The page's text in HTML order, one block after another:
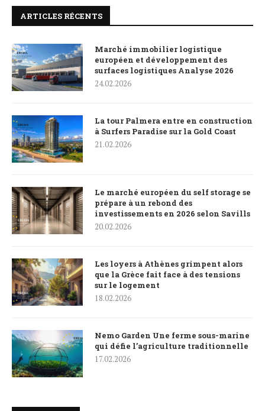
ARTICLES RÉCENTS
Marché immobilier logistique
européen et développement des
surfaces logistiques Analyse 2026
24.02.2026
La tour Palmera entre en construction
à Surfers Paradise sur la Gold Coast
21.02.2026
Le marché européen du self storage se
prépare à un rebond des
investissements en 2026 selon Savills
20.02.2026
Les loyers à Athènes grimpent alors
que la Grèce fait face à des tensions
sur le logement
18.02.2026
Nemo Garden Une ferme sous-marine
qui défie l’agriculture traditionnelle
17.02.2026